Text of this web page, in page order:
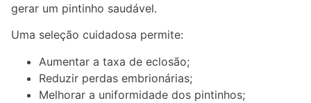
gerar um pintinho saudável.
Uma seleção cuidadosa permite:
Aumentar a taxa de eclosão;
Reduzir perdas embrionárias;
Melhorar a uniformidade dos pintinhos;